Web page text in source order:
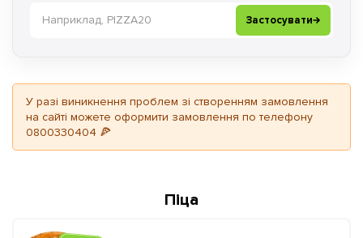
Застосувати
У разі виникнення проблем зі створенням замовлення
на сайті можете оформити замовлення по телефону
0800330404 🍕
Піца